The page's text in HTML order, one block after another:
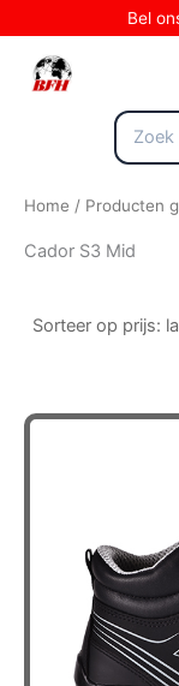
naar
Bel
Zoeken
naar:
Home / Producten
Cador S3 Mid